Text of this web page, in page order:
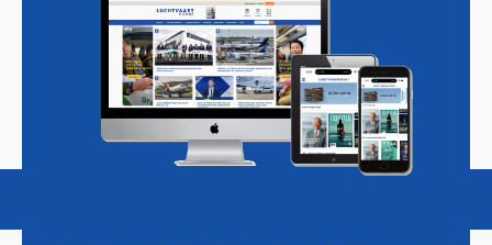
Magazine Podcasts Vacatures